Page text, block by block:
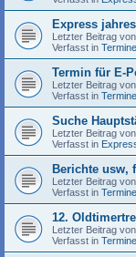
Express
Letzter Beitrag von
Verfasst in
Termin für E-
Letzter Beitrag von
Verfasst in
Suche
Letzter Beitrag von
Verfasst in
Berichte usw,
Letzter Beitrag von
Verfasst in
12.
Letzter Beitrag von
Verfasst in